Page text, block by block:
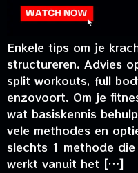
Enkele tips om je
structureren. Advies
split workouts, full
enzovoort. Om je
wat basiskennis
vele methodes en
slechts 1 methode
werkt vanuit het […]